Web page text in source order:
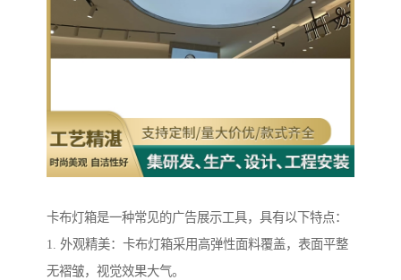
卡布灯箱是一种常见的广告展示工具，具有以下特点：
1. 外观精美：卡布灯箱采用高弹性面料覆盖，表面平整
无褶皱，视觉效果大气。